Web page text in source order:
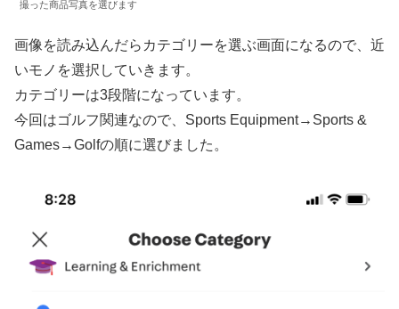
撮った商品写真を選びます
画像を読み込んだらカテゴリーを選ぶ画面になるので、近
いモノを選択していきます。
カテゴリーは3段階になっています。
今回はゴルフ関連なので、Sports Equipment→Sports &
Games→Golfの順に選びました。